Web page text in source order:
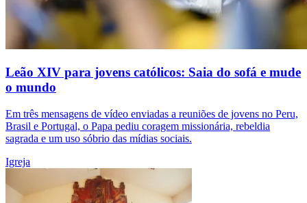
Leão XIV para jovens católicos: Saia do sofá e mude
o mundo
Em três mensagens de vídeo enviadas a reuniões de jovens no Peru,
Brasil e Portugal, o Papa pediu coragem missionária, rebeldia
sagrada e um uso sóbrio das mídias sociais.
Igreja